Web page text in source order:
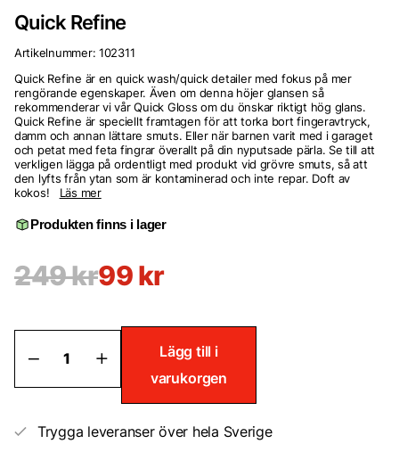
Quick Refine
Artikelnummer: 102311
Quick Refine är en quick wash/quick detailer med fokus på mer
rengörande egenskaper. Även om denna höjer glansen så
rekommenderar vi vår Quick Gloss om du önskar riktigt hög glans.
Quick Refine är speciellt framtagen för att torka bort fingeravtryck,
damm och annan lättare smuts. Eller när barnen varit med i garaget
och petat med feta fingrar överallt på din nyputsade pärla. Se till att
verkligen lägga på ordentligt med produkt vid grövre smuts, så att
den lyfts från ytan som är kontaminerad och inte repar. Doft av
kokos! Läs mer
Produkten finns i lager
249kr99kr
Quick
Refine
mängd
Lägg till i
varukorgen
Trygga leveranser över hela Sverige